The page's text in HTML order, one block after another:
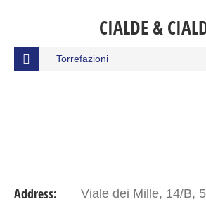
CIALDE &
Torrefazioni
Address:
Viale dei Mille, 14/B,